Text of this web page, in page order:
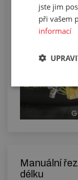
spon
Manuální
délku
jste jim
při vašem
informací